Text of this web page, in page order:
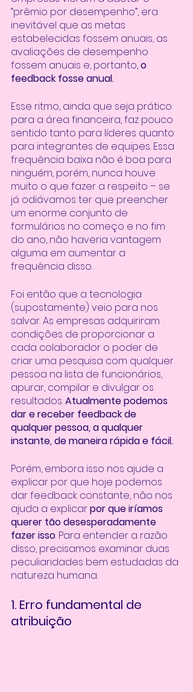
“prêmio por desempenho”, era
inevitável que as metas
estabelecidas fossem anuais, as
avaliações de desempenho
fossem anuais e, portanto, o
feedback fosse anual.
Esse ritmo, ainda que seja prático
para a área financeira, faz pouco
sentido tanto para líderes quanto
para integrantes de equipes. Essa
frequência baixa não é boa para
ninguém, porém, nunca houve
muito o que fazer a respeito – se
já odiávamos ter que preencher
um enorme conjunto de
formulários no começo e no fim
do ano, não haveria vantagem
alguma em aumentar a
frequência disso.
Foi então que a tecnologia
(supostamente) veio para nos
salvar. As empresas adquiriram
condições de proporcionar a
cada colaborador o poder de
criar uma pesquisa com qualquer
pessoa na lista de funcionários,
apurar, compilar e divulgar os
resultados. Atualmente podemos
dar e receber feedback de
qualquer pessoa, a qualquer
instante, de maneira rápida e fácil.
Porém, embora isso nos ajude a
explicar por que hoje podemos
dar feedback constante, não nos
ajuda a explicar por que iríamos
querer tão desesperadamente
fazer isso. Para entender a razão
disso, precisamos examinar duas
peculiaridades bem estudadas da
natureza humana.
1. Erro fundamental de
atribuição